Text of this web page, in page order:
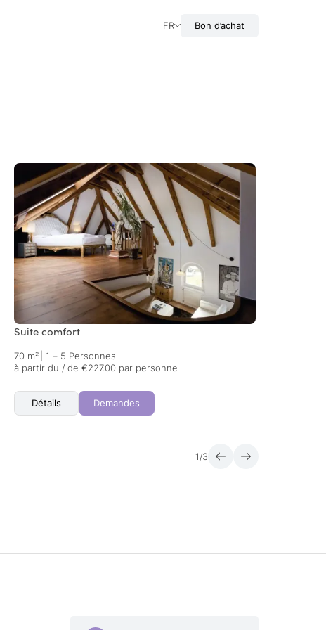
FR Bon d’achat
Suite comfort
70 m²
1 – 5 Personnes
à partir du / de €227.00 par personne
Détails Demandes
1 /3